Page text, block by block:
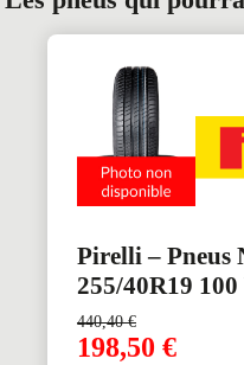
Pirelli – Pneus
255/40R19
440,40€
198,50 €